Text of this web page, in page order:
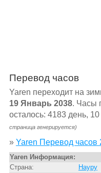
Перевод часов
Yaren переходит на
19 Январь 2038. Часы
осталось: 4183 день,
страница генерируется)
» Yaren Перевод часов
Yaren Информация:
Страна:
Науру